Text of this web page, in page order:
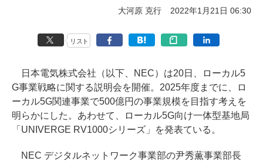
大河原 克行 2022年1月21日 06:30
リスト
日本電気株式会社（以下、NEC）は20日、ローカル5
G事業戦略に関する説明会を開催。2025年度までに、ロ
ーカル5G関連事業で500億円の事業規模を目指す考えを
明らかにした。あわせて、ローカル5G向け一体型基地局
「UNIVERGE RV1000シリーズ」を発表ている。
NEC デジタルネットワーク事業部の尹秀薫事業部長